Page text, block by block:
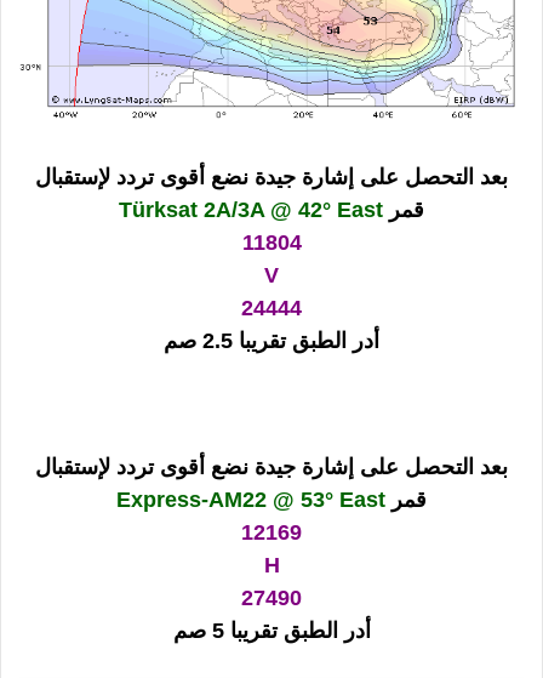
بعد التحصل على إشارة جيدة نضع أقوى تردد لإستقبال
قمر Türksat 2A/3A @ 42° East
11804
V
24444
أدر الطبق تقريبا 2.5 صم
بعد التحصل على إشارة جيدة نضع أقوى تردد لإستقبال
قمر
12169
H
27490
أدر الطبق تقريبا 5 صم